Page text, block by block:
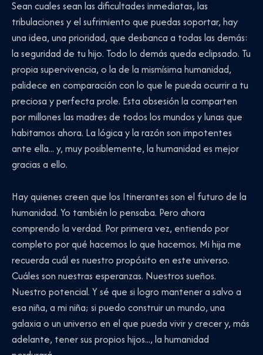
Sean cuales sean las dificultades inmediatas, las
tribulaciones y el sufrimiento que puedas soportar, hay
una idea, una prioridad, que desbanca a todas las demás:
la seguridad de tu hijo. Todo lo demás queda eclipsado. Tu
propia supervivencia, o la de la mismísima humanidad,
palidece en comparación con lo que le pueda ocurrir a tu
preciosa y perfecta prole. Esta obsesión la comparten
por millones las madres de todos los mundos y lunas que
habitamos ahora. La lógica y la razón son impotentes
ante ella... y, muy posiblemente, la humanidad es mejor
gracias a ello.
Hay quienes creen que los Itinerantes son el futuro de la
humanidad. Yo también lo pensaba. Pero ahora
comprendo la verdad. Por primera vez, entiendo por
completo por qué hacemos lo que hacemos. Mi hija me
recuerda cuál es nuestro propósito en este universo.
Cuáles son nuestras esperanzas. Nuestros sueños.
Nuestro potencial. Y sé que si logro mantener a salvo a
esa niña, a mi niña; si puedo construir un mundo, una
galaxia o un universo en el que pueda vivir y crecer y, más
adelante, tener sus propios hijos..., la humanidad